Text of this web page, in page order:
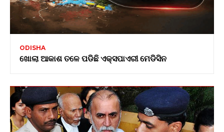
ODISHA
ଖୋଲା ଆକାଶ ତଳେ ପଡିଛି ଏକ୍ସପାଏରୀ ମେଡିସିନ